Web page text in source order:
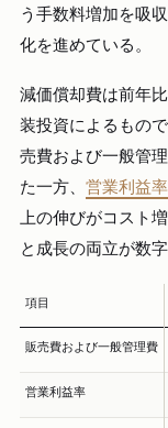
う手数料増加を吸
化を進めている。
減価償却費は前年
装投資によるもの
売費および一般管
た一方、 営業利益
上の伸びがコスト
と成長の両立が数
項目
販売費および一般管理費
営業利益率